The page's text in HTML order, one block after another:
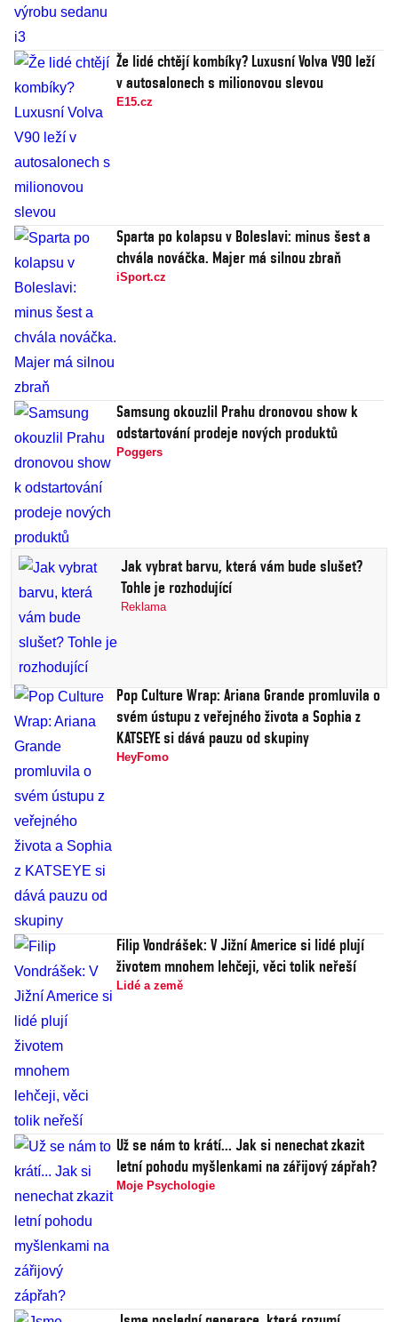
Že lidé chtějí kombíky? Luxusní Volva V90 leží
v autosalonech s milionovou slevou
E15.cz
Sparta po kolapsu v Boleslavi: minus šest a
chvála nováčka. Majer má silnou zbraň
iSport.cz
Samsung okouzlil Prahu dronovou show k
odstartování prodeje nových produktů
Poggers
Jak vybrat barvu, která vám bude slušet?
Tohle je rozhodující
Reklama
Pop Culture Wrap: Ariana Grande promluvila o
svém ústupu z veřejného života a Sophia z
KATSEYE si dává pauzu od skupiny
HeyFomo
Filip Vondrášek: V Jižní Americe si lidé plují
životem mnohem lehčeji, věci tolik neřeší
Lidé a země
Už se nám to krátí... Jak si nenechat zkazit
letní pohodu myšlenkami na zářijový zápřah?
Moje Psychologie